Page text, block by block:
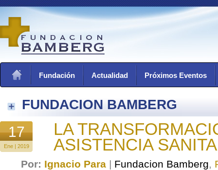
Fundación Actualidad Próximos Eventos
FUNDACION BAMBERG
17
Ene | 2019
LA
ASISTENCIA
Por: Ignacio Para | Fundacion Bamberg,